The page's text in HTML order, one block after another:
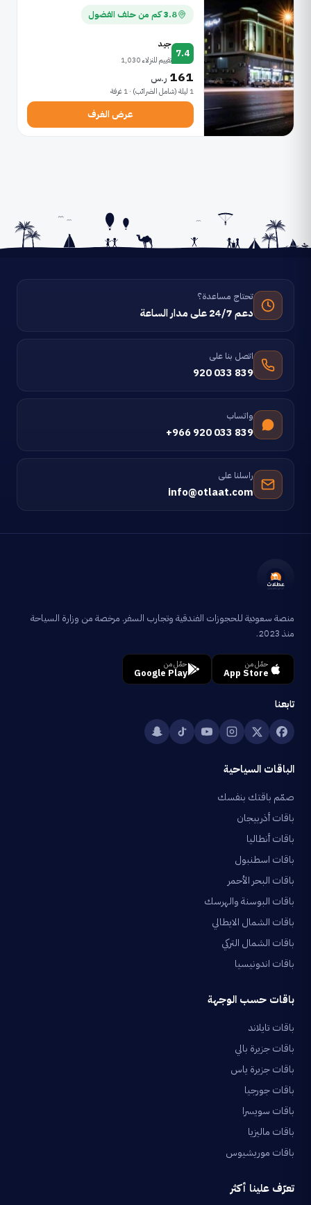
3.8 كم من حلف الفضول
7.4
جيد
تقييم للنزلاء 1,030
161 ر.س
1 ليلة (شامل الضرائب) · 1 غرفة
عرض الغرف
تحتاج مساعدة؟
دعم 24/7 على مدار الساعة
اتصل بنا على
920 033 839
واتساب
+966 920 033 839
راسلنا على
info@otlaat.com
منصة سعودية للحجوزات الفندقية وتجارب السفر. مرخصة من وزارة السياحة
منذ 2023.
حمّل من
App Store
حمّل من
Google Play
تابعنا
الباقات السياحية
صمّم باقتك بنفسك
باقات أذربيجان
باقات أنطاليا
باقات اسطنبول
باقات البحر الأحمر
باقات البوسنة والهرسك
باقات الشمال الايطالي
باقات الشمال التركي
باقات اندونيسيا
باقات حسب الوجهة
باقات تايلاند
باقات جزيرة بالي
باقات جزيرة ياس
باقات جورجيا
باقات سويسرا
باقات ماليزيا
باقات موريشيوس
تعرّف علينا أكثر